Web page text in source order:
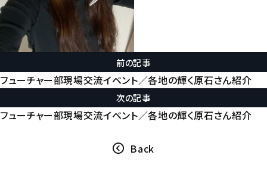
前の記事
フューチャー部現場交流イベント／各地の輝く原石さん紹介
次の記事
フューチャー部現場交流イベント／各地の輝く原石さん紹介
Back